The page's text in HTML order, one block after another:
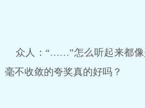
众人：“……”怎么听起来都像
毫不收敛的夸奖真的好吗？